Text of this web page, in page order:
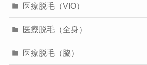
医療脱毛（VIO）
医療脱毛（全身）
医療脱毛（脇）